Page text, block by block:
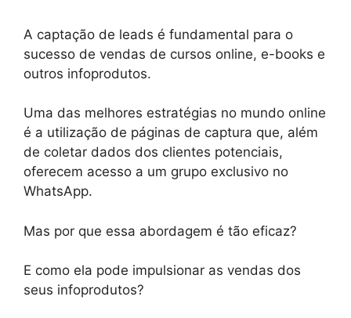
A captação de leads é fundamental para o
sucesso de vendas de cursos online, e-books e
outros infoprodutos.
Uma das melhores estratégias no mundo online
é a utilização de páginas de captura que, além
de coletar dados dos clientes potenciais,
oferecem acesso a um grupo exclusivo no
WhatsApp.
Mas por que essa abordagem é tão eficaz?
E como ela pode impulsionar as vendas dos
seus infoprodutos?